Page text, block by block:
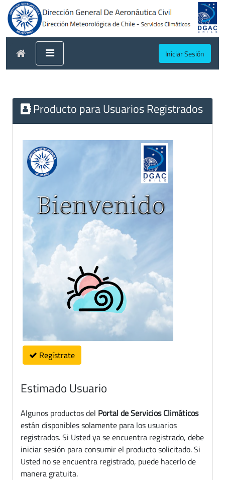
Iniciar Sesión
Producto para Usuarios Registrados
Regístrate
Estimado Usuario
Algunos productos del Portal de Servicios Climáticos
están disponibles solamente para los usuarios
registrados. Si Usted ya se encuentra registrado, debe
iniciar sesión para consumir el producto solicitado. Si
Usted no se encuentra registrado, puede hacerlo de
manera gratuita.